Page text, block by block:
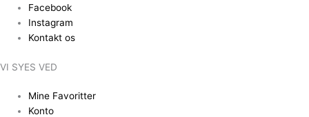
indholdet
Facebook
Instagram
Kontakt os
VI SYES VED
Mine Favoritter
Konto